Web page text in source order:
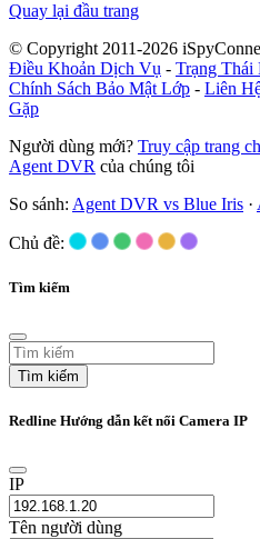
Quay lại đầu trang
© Copyright 2011-2026
Điều Khoản Dịch Vụ - Trạng Thái
Chính Sách Bảo Mật Lớp - Liên
Gặp
Người dùng mới? Truy cập trang
Agent DVR của chúng tôi
So sánh: Agent DVR vs Blue Iris ·
Chủ đề:
Tìm kiếm
Tìm kiếm
Redline Hướng dẫn kết nối Camera IP
IP
Tên người dùng